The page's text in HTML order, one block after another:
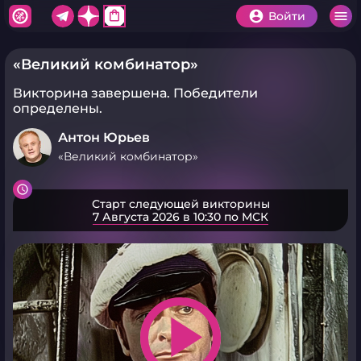
shopping_bag Войти
«Великий комбинатор»
Викторина завершена. Победители
определены.
Антон Юрьев
«Великий комбинатор»
Старт следующей викторины
7 Августа 2026 в 10:30 по МСК
play_arrow